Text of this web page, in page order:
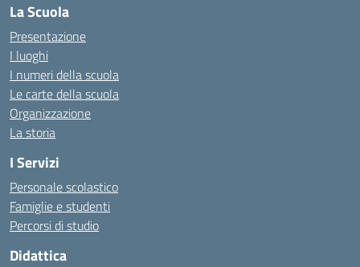
La Scuola
Presentazione
I luoghi
I numeri della scuola
Le carte della scuola
Organizzazione
La storia
I Servizi
Personale scolastico
Famiglie e studenti
Percorsi di studio
Didattica